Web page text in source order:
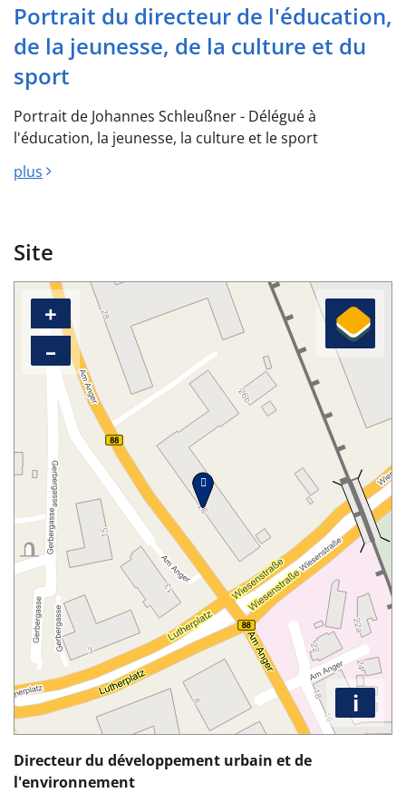
Portrait du directeur de l'éducation,
de la jeunesse, de la culture et du
sport
Portrait de Johannes Schleußner - Délégué à
l'éducation, la jeunesse, la culture et le sport
plus
Site
+
–
i
Directeur du développement urbain et de
l'environnement